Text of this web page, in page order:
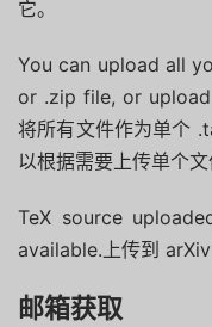
它。
You can upload all
or .zip file, or
将所有文件作为单个
以根据需要上传单个文
TeX source
available.上传到 arXiv
邮箱获取